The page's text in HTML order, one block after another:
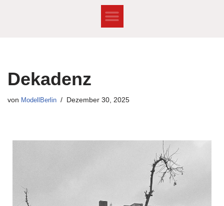
Dekadenz
von ModellBerlin Dezember 30, 2025